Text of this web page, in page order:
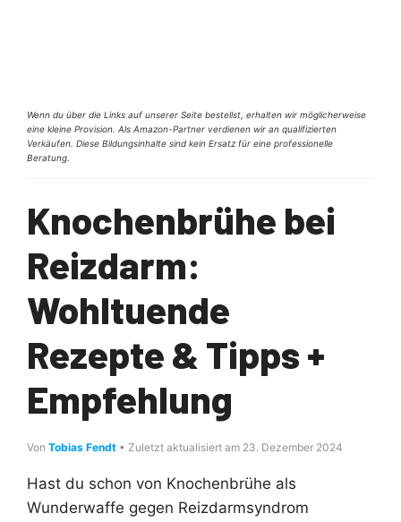
Wenn du über die Links auf unserer Seite bestellst, erhalten wir möglicherweise
eine kleine Provision. Als Amazon-Partner verdienen wir an qualifizierten
Verkäufen. Diese Bildungsinhalte sind kein Ersatz für eine professionelle
Beratung.
Knochenbrühe bei
Reizdarm:
Wohltuende
Rezepte & Tipps +
Empfehlung
Von Tobias Fendt • Zuletzt aktualisiert am 23. Dezember 2024
Hast du schon von Knochenbrühe als
Wunderwaffe gegen Reizdarmsyndrom